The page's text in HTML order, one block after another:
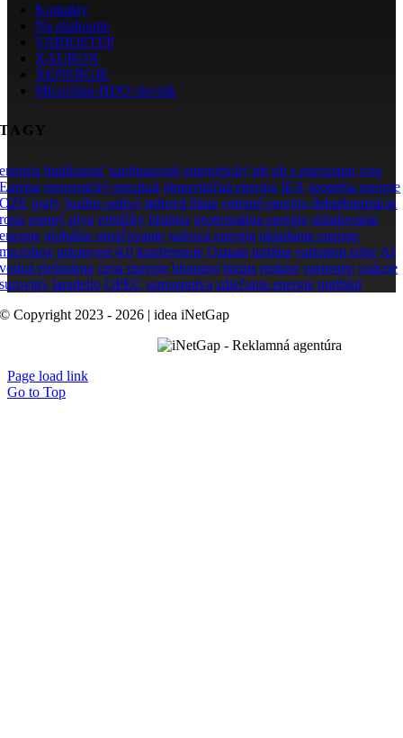
Kontakty
Na stiahnutie
VARIOSTEP
XAURON
XENERGIE
MicroStep-HDO slovník
TAGY
energia budúcnosť zaujímavosti energetický trh trh s energiami svet
Európa energetický prechod obnoviteľná energia IEA spotreba energie
OZE grafy fosílne palivá jadrová fúzia veterná energia dekarbonizácia
ropa zemný plyn rebríčky história geotermálna energia skladovanie
energie globálne otepľovanie jadrová energia ukladanie energie
microbox priemysel 4.0 konferencie Oznam turbína variostep edge AI
vodná elektrárna cena energie biomaso biznis reaktor variostep vzácne
suroviny laradello OPEC samospráva zdieľanie energie northkit
© Copyright 2023 - 2026 | idea iNetGap
Page load link
Go to Top